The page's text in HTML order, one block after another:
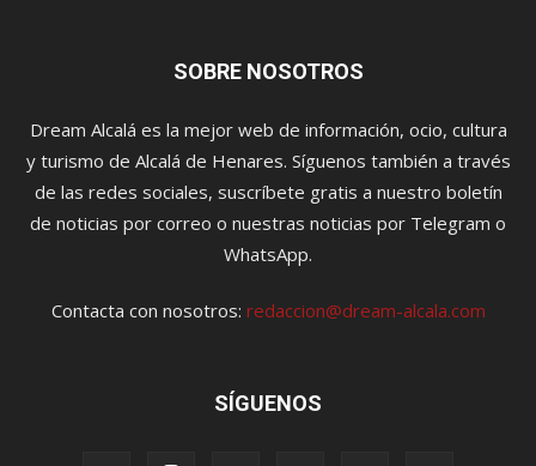
SOBRE NOSOTROS
Dream Alcalá es la mejor web de información, ocio, cultura
y turismo de Alcalá de Henares. Síguenos también a través
de las redes sociales, suscríbete gratis a nuestro boletín
de noticias por correo o nuestras noticias por Telegram o
WhatsApp.
Contacta con nosotros: redaccion@dream-alcala.com
SÍGUENOS